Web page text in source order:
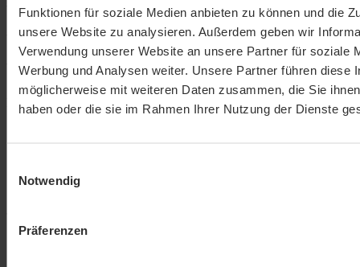
Funktionen für soziale Medien anbieten zu können und die
unsere Website zu analysieren. Außerdem geben wir
Verwendung unserer Website an unsere Partner für soziale
Werbung und Analysen weiter. Unsere Partner führen diese
möglicherweise mit weiteren Daten zusammen, die Sie
haben oder die sie im Rahmen Ihrer Nutzung der Dienste
Notwendig
Präferenzen
Durchschnittliche Bewertung von 5 von 5 Sternen
5 Sterne (1)